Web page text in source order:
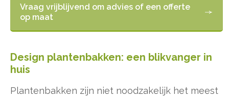
Vraag vrijblijvend om advies of een offerte
op maat
Design plantenbakken: een blikvanger in
huis
Plantenbakken zijn niet noodzakelijk het meest